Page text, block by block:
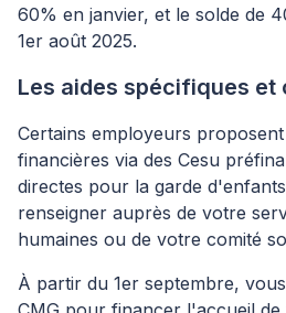
60% en janvier, et le solde de
1er août 2025.
Les aides spécifiques et
Certains employeurs
financières via des Cesu
directes pour la garde
renseigner auprès de votre
humaines ou de votre comité
À partir du 1er septembre,